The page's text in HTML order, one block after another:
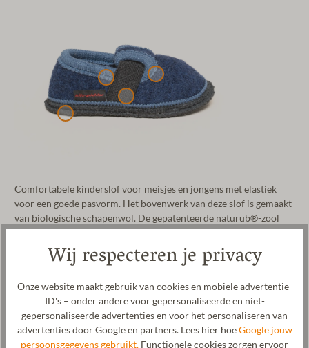
Comfortabele kinderslof voor meisjes en jongens met elastiek
voor een goede pasvorm. Het bovenwerk van deze slof is gemaakt
van biologische schapenwol. De gepatenteerde naturub®-zool
van natuurlijk rubber is antislip en biedt natuurlijke grip bij elke
stap. Een elastische band zorgt voor een goede pasvorm en maakt
het tegelijkertijd gemakkelijk om de slof aan en uit te trekken. De
kinderslof is verkrijgbaar in vele vrolijke kleuren en kan op 30 °C
op een fijnwasprogramma worden gewassen.
Fabrikant: Gottstein GmbH, Industriestraße 31, 6430 Ötztal-
Bahnhof, OOSTENRIJK, office@gottstein.at
Wij respecteren je privacy
Onze website maakt gebruik van cookies en mobiele advertentie-
ID's – onder andere voor gepersonaliseerde en niet-
gepersonaliseerde advertenties en voor het personaliseren van
advertenties door Google en partners. Lees hier hoeGoogle jouw
persoonsgegevens gebruikt. Functionele cookies zorgen ervoor